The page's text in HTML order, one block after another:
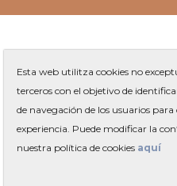
Plaza de
93 263
Esta web utilitza cookies no
terceros con el objetivo de
de navegación de los usuarios
experiencia. Puede modificar la
nuestra política de cookies aquí